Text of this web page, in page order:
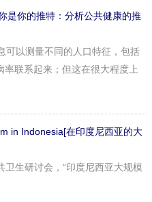
是你的推特：分析公共健康的推
可以测量不同的人口特征，包括
联系起来；但这在很大程度上
in Indonesia[在印度尼西亚的大
生研讨会，“印度尼西亚大规模